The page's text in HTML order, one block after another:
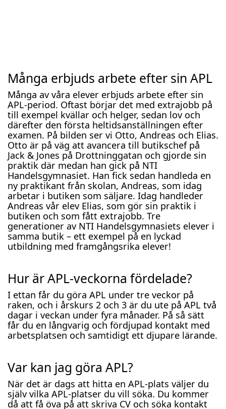
Många erbjuds arbete efter sin APL
Många av våra elever erbjuds arbete efter sin
APL-period. Oftast börjar det med extrajobb på
till exempel kvällar och helger, sedan lov och
därefter den första heltidsanställningen efter
examen. På bilden ser vi Otto, Andreas och Elias.
Otto är på väg att avancera till butikschef på
Jack & Jones på Drottninggatan och gjorde sin
praktik där medan han gick på NTI
Handelsgymnasiet. Han fick sedan handleda en
ny praktikant från skolan, Andreas, som idag
arbetar i butiken som säljare. Idag handleder
Andreas vår elev Elias, som gör sin praktik i
butiken och som fått extrajobb. Tre
generationer av NTI Handelsgymnasiets elever i
samma butik – ett exempel på en lyckad
utbildning med framgångsrika elever!
Hur är APL-veckorna fördelade?
I ettan får du göra APL under tre veckor på
raken, och i årskurs 2 och 3 är du ute på APL två
dagar i veckan under fyra månader. På så sätt
får du en långvarig och fördjupad kontakt med
arbetsplatsen och samtidigt ett djupare lärande.
Var kan jag göra APL?
När det är dags att hitta en APL-plats väljer du
själv vilka APL-platser du vill söka. Du kommer
då att få öva på att skriva CV och söka kontakt